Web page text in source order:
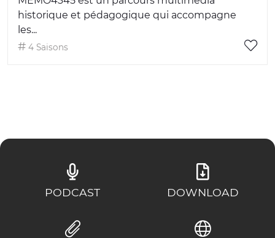
historique et pédagogique qui accompagne
les...
4 Saisons
PODCAST DOWNLOAD